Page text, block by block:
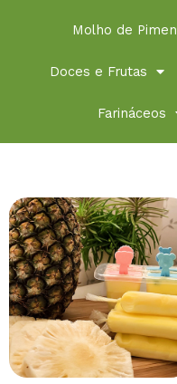
Molho de
Doces e Frutas
Farináceos